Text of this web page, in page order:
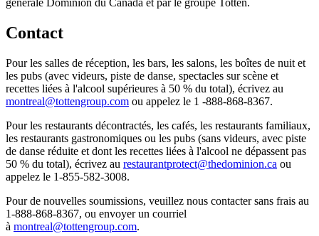
Contact
Pour les salles de réception, les bars, les salons, les boîtes de nuit et
les pubs (avec videurs, piste de danse, spectacles sur scène et
recettes liées à l'alcool supérieures à 50 % du total), écrivez au
montreal@tottengroup.com ou appelez le 1 -888-868-8367.
Pour les restaurants décontractés, les cafés, les restaurants familiaux,
les restaurants gastronomiques ou les pubs (sans videurs, avec piste
de danse réduite et dont les recettes liées à l'alcool ne dépassent pas
50 % du total), écrivez au restaurantprotect@thedominion.ca ou
appelez le 1-855-582-3008.
Pour de nouvelles soumissions, veuillez nous contacter sans frais au
1-888-868-8367, ou envoyer un courriel
à montreal@tottengroup.com.